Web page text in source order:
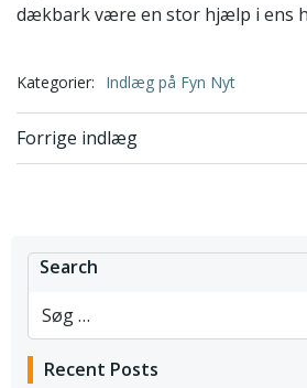
dækbark være en stor hjælp i ens
Kategorier: Indlæg på Fyn Nyt
Forrige indlæg
Search
Recent Posts